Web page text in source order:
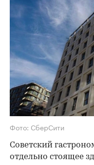
Фото: СберСити
Советский
отдельно стоящее